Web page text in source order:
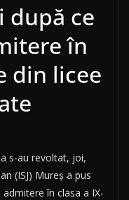
după ce
în
din licee
s-au revoltat, joi,
(ISJ) Mureş a pus
în clasa a IX-